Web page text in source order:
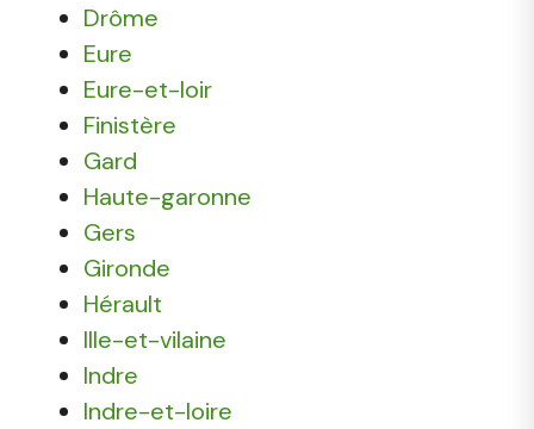
Drôme
Eure
Eure-et-loir
Finistère
Gard
Haute-garonne
Gers
Gironde
Hérault
Ille-et-vilaine
Indre
Indre-et-loire